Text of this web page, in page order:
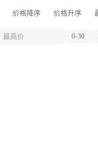
价格降序 价格升序
0-30